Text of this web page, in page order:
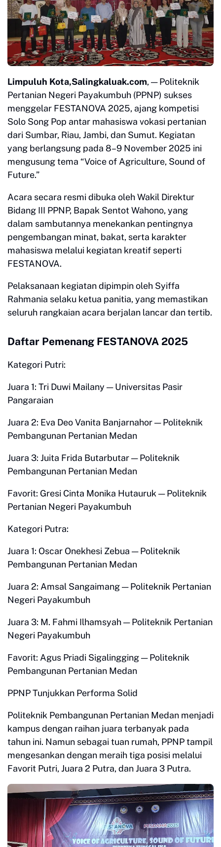
Limpuluh Kota,Salingkaluak.com, — Politeknik
Pertanian Negeri Payakumbuh (PPNP) sukses
menggelar FESTANOVA 2025, ajang kompetisi
Solo Song Pop antar mahasiswa vokasi pertanian
dari Sumbar, Riau, Jambi, dan Sumut. Kegiatan
yang berlangsung pada 8–9 November 2025 ini
mengusung tema “Voice of Agriculture, Sound of
Future.”
Acara secara resmi dibuka oleh Wakil Direktur
Bidang III PPNP, Bapak Sentot Wahono, yang
dalam sambutannya menekankan pentingnya
pengembangan minat, bakat, serta karakter
mahasiswa melalui kegiatan kreatif seperti
FESTANOVA.
Pelaksanaan kegiatan dipimpin oleh Syiffa
Rahmania selaku ketua panitia, yang memastikan
seluruh rangkaian acara berjalan lancar dan tertib.
Daftar Pemenang FESTANOVA 2025
Kategori Putri:
Juara 1: Tri Duwi Mailany — Universitas Pasir
Pangaraian
Juara 2: Eva Deo Vanita Banjarnahor — Politeknik
Pembangunan Pertanian Medan
Juara 3: Juita Frida Butarbutar — Politeknik
Pembangunan Pertanian Medan
Favorit: Gresi Cinta Monika Hutauruk — Politeknik
Pertanian Negeri Payakumbuh
Kategori Putra:
Juara 1: Oscar Onekhesi Zebua — Politeknik
Pembangunan Pertanian Medan
Juara 2: Amsal Sangaimang — Politeknik Pertanian
Negeri Payakumbuh
Juara 3: M. Fahmi Ilhamsyah — Politeknik Pertanian
Negeri Payakumbuh
Favorit: Agus Priadi Sigalingging — Politeknik
Pembangunan Pertanian Medan
PPNP Tunjukkan Performa Solid
Politeknik Pembangunan Pertanian Medan menjadi
kampus dengan raihan juara terbanyak pada
tahun ini. Namun sebagai tuan rumah, PPNP tampil
mengesankan dengan meraih tiga posisi melalui
Favorit Putri, Juara 2 Putra, dan Juara 3 Putra.